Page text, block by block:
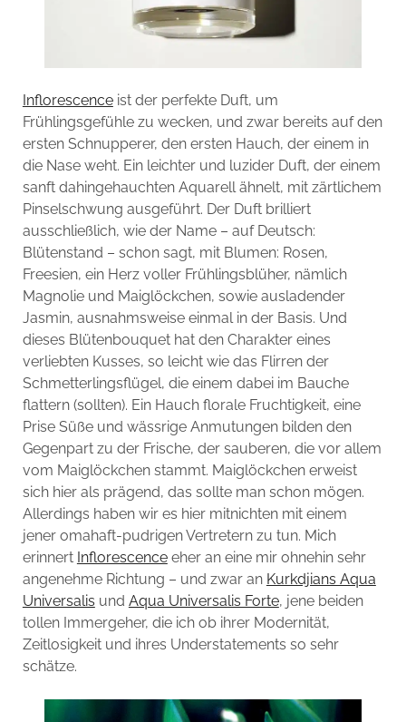
Inflorescenceist der perfekte Duft, um
Frühlingsgefühle zu wecken, und zwar bereits auf den
ersten Schnupperer, den ersten Hauch, der einem in
die Nase weht. Ein leichter und luzider Duft, der einem
sanft dahingehauchten Aquarell ähnelt, mit zärtlichem
Pinselschwung ausgeführt. Der Duft brilliert
ausschließlich, wie der Name – auf Deutsch:
Blütenstand – schon sagt, mit Blumen: Rosen,
Freesien, ein Herz voller Frühlingsblüher, nämlich
Magnolie und Maiglöckchen, sowie ausladender
Jasmin, ausnahmsweise einmal in der Basis. Und
dieses Blütenbouquet hat den Charakter eines
verliebten Kusses, so leicht wie das Flirren der
Schmetterlingsflügel, die einem dabei im Bauche
flattern (sollten). Ein Hauch florale Fruchtigkeit, eine
Prise Süße und wässrige Anmutungen bilden den
Gegenpart zu der Frische, der sauberen, die vor allem
vom Maiglöckchen stammt. Maiglöckchen erweist
sich hier als prägend, das sollte man schon mögen.
Allerdings haben wir es hier mitnichten mit einem
jener omahaft-pudrigen Vertretern zu tun. Mich
erinnert Inflorescenceeher an eine mir ohnehin sehr
angenehme Richtung – und zwar an Kurkdjians Aqua
Universalis und Aqua Universalis Forte, jene beiden
tollen Immergeher, die ich ob ihrer Modernität,
Zeitlosigkeit und ihres Understatements so sehr
schätze.